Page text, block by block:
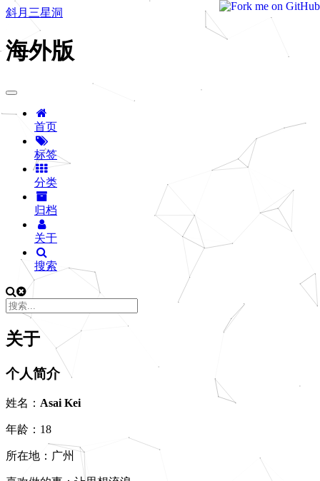
斜月三星洞
海外版
首页
标签
分类
归档
关于
搜索
关于
个人简介
姓名： Asai Kei
年龄：18
所在地：广州